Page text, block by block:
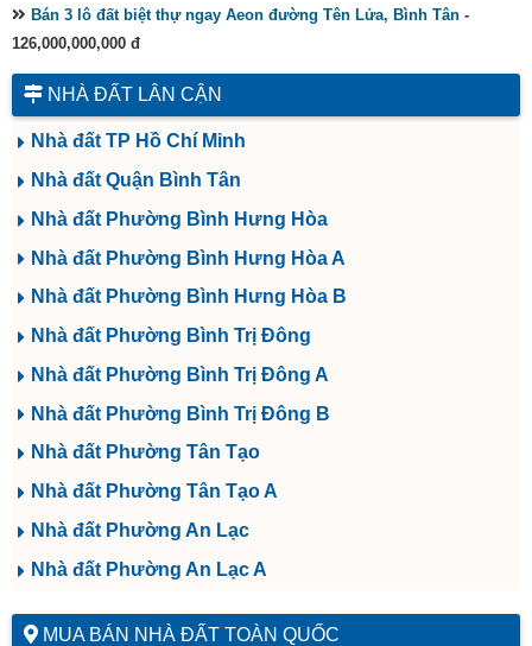
Bán 3 lô đất biệt thự ngay Aeon đường Tên Lửa, Bình Tân -
126,000,000,000 đ
NHÀ ĐẤT LÂN CẬN
Nhà đất TP Hồ Chí Minh
Nhà đất Quận Bình Tân
Nhà đất Phường Bình Hưng Hòa
Nhà đất Phường Bình Hưng Hòa A
Nhà đất Phường Bình Hưng Hòa B
Nhà đất Phường Bình Trị Đông
Nhà đất Phường Bình Trị Đông A
Nhà đất Phường Bình Trị Đông B
Nhà đất Phường Tân Tạo
Nhà đất Phường Tân Tạo A
Nhà đất Phường An Lạc
Nhà đất Phường An Lạc A
MUA BÁN NHÀ ĐẤT TOÀN QUỐC